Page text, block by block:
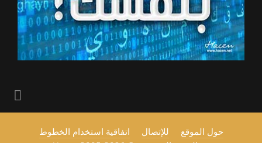
حول الموقع للإتصال
اتفاقية استخدام الخطوط